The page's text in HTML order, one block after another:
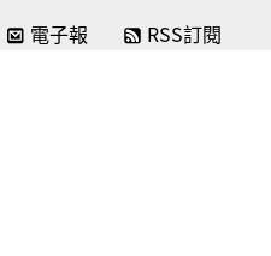
電子報 RSS訂閱